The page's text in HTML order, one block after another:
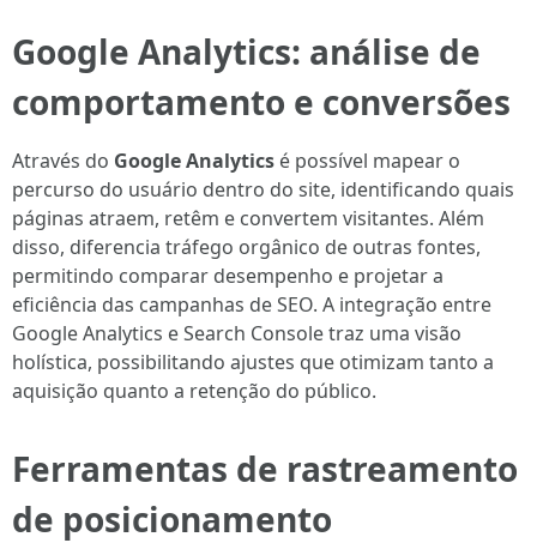
Google Analytics: análise de
comportamento e conversões
Através do Google Analytics é possível mapear o
percurso do usuário dentro do site, identificando quais
páginas atraem, retêm e convertem visitantes. Além
disso, diferencia tráfego orgânico de outras fontes,
permitindo comparar desempenho e projetar a
eficiência das campanhas de SEO. A integração entre
Google Analytics e Search Console traz uma visão
holística, possibilitando ajustes que otimizam tanto a
aquisição quanto a retenção do público.
Ferramentas de rastreamento
de posicionamento